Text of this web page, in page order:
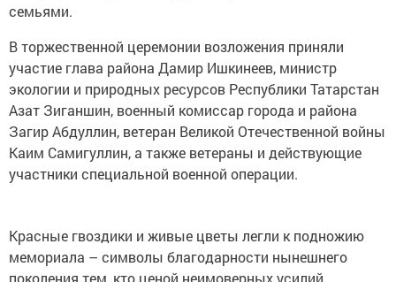
семьями.
В торжественной церемонии возложения приняли
участие глава района Дамир Ишкинеев, министр
экологии и природных ресурсов Республики Татарстан
Азат Зиганшин, военный комиссар города и района
Загир Абдуллин, ветеран Великой Отечественной войны
Каим Самигуллин, а также ветераны и действующие
участники специальной военной операции.
Красные гвоздики и живые цветы легли к подножию
мемориала – символы благодарности нынешнего
поколения тем, кто ценой неимоверных усилий